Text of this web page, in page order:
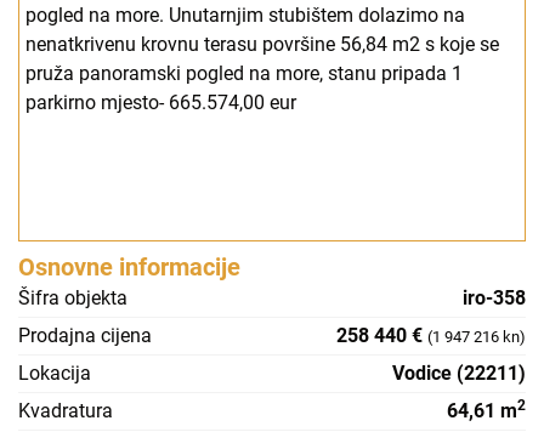
pogled na more. Unutarnjim stubištem dolazimo na
nenatkrivenu krovnu terasu površine 56,84 m2 s koje se
pruža panoramski pogled na more, stanu pripada 1
parkirno mjesto- 665.574,00 eur
Osnovne informacije
Šifra objekta
iro-358
Prodajna cijena
258 440 € (1 947 216 kn)
Lokacija
Vodice (22211)
Kvadratura
64,61 m2